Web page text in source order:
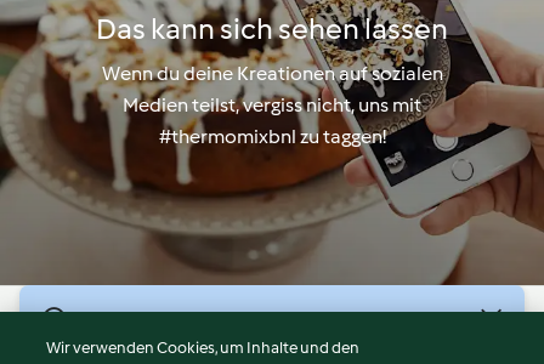
Das kann sich sehen lassen
Wenn du deine Kreationen auf sozialen
Medien teilst, vergiss nicht, uns mit
#thermomixbnl zu taggen!
Wir verwenden Cookies, um Inhalte und den